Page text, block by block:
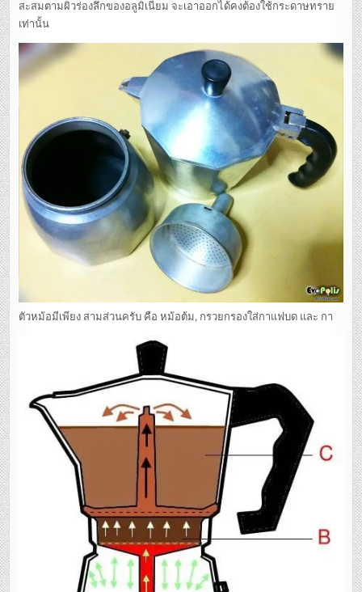
สะสมตามผิวร่องลึกของอลูมิเนียม จะเอาออกได้คงต้องใช้กระดาษทราย
เท่านั้น
ตัวหม้อมีเพียง สามส่วนครับ คือ หม้อต้ม, กรวยกรองใส่กาแฟบด และ กา